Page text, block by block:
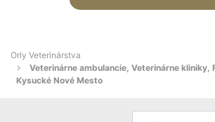
Orly Veterinárstva
Veterinárne ambulancie, Veterinárne kliniky,
Kysucké Nové Mesto